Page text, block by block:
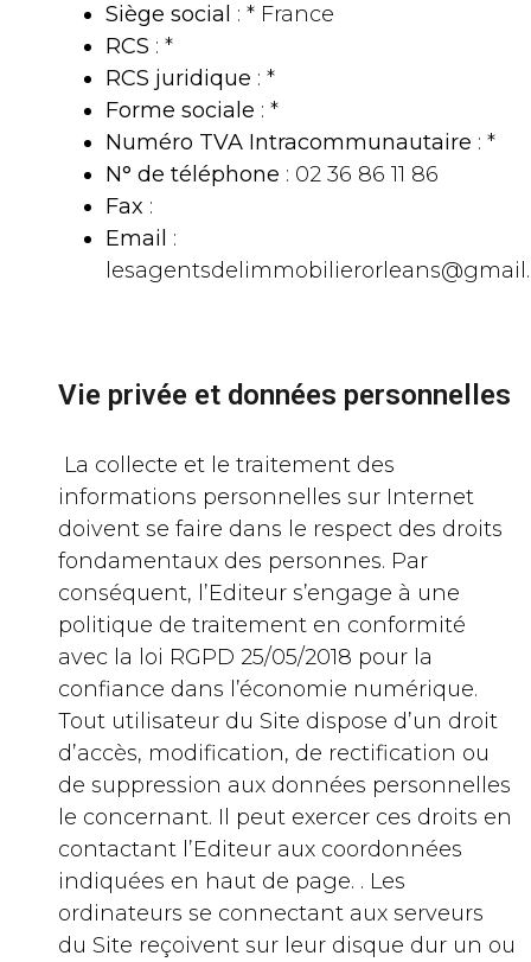
Siège social : * France
RCS : *
RCS juridique : *
Forme sociale : *
Numéro TVA Intracommunautaire : *
N° de téléphone : 02 36 86 11 86
Fax :
Email :
Vie privée et données personnelles
La collecte et le traitement des
informations personnelles sur Internet
doivent se faire dans le respect des droits
fondamentaux des personnes. Par
conséquent, l’Editeur s’engage à une
politique de traitement en conformité
avec la loi RGPD 25/05/2018 pour la
confiance dans l’économie numérique.
Tout utilisateur du Site dispose d’un droit
d’accès, modification, de rectification ou
de suppression aux données personnelles
le concernant. Il peut exercer ces droits en
contactant l’Editeur aux coordonnées
indiquées en haut de page. . Les
ordinateurs se connectant aux serveurs
du Site reçoivent sur leur disque dur un ou